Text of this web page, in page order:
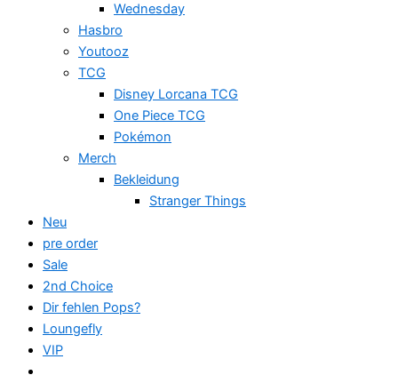
Wednesday
Hasbro
Youtooz
TCG
Disney Lorcana TCG
One Piece TCG
Pokémon
Merch
Bekleidung
Stranger Things
Neu
pre order
Sale
2nd Choice
Dir fehlen Pops?
Loungefly
VIP